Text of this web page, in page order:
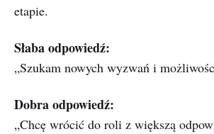
etapie.
Słaba odpowiedź:
„Szukam nowych wyzwań i
Dobra odpowiedź:
„Chcę wrócić do roli z większą